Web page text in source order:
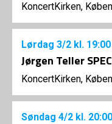
KoncertKirken,
Lørdag 3/2 kl. 19:00
Jørgen Teller
KoncertKirken,
Søndag 4/2 kl. 20:00